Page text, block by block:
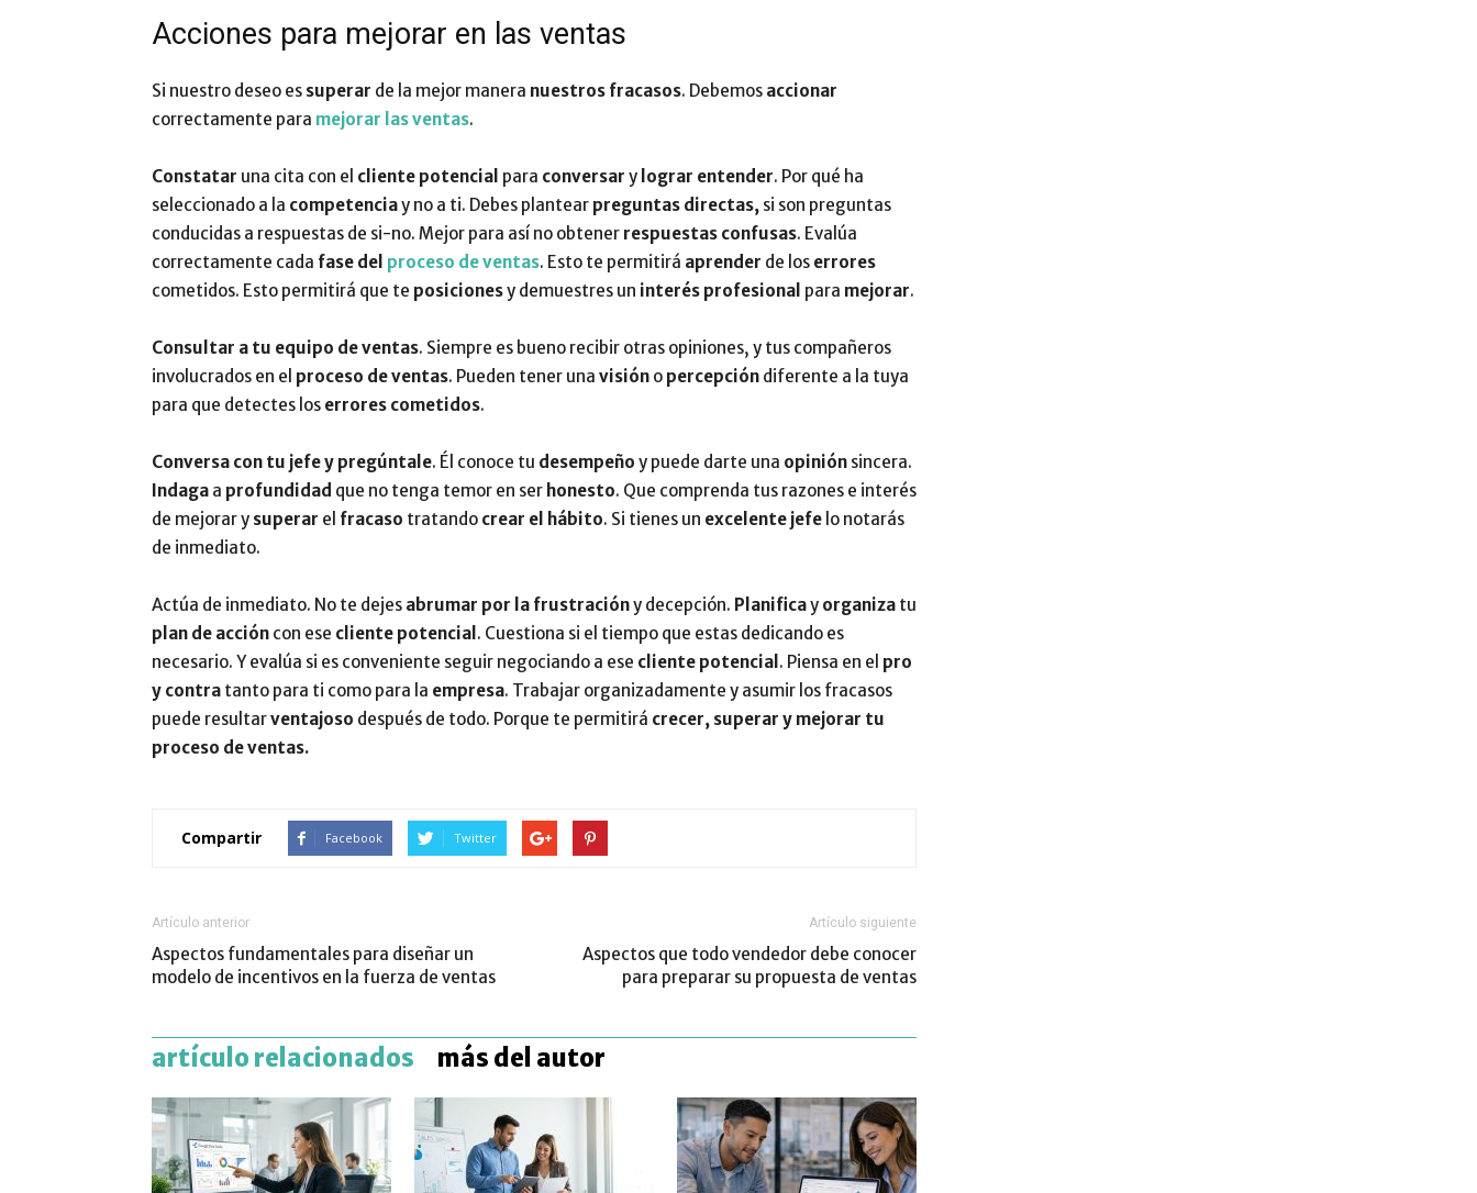
Acciones para mejorar en las ventas
Si nuestro deseo es superar de la mejor manera nuestros fracasos. Debemos accionar
correctamente para mejorar las ventas.
Constatar una cita con el cliente potencial para conversar y lograr entender. Por qué ha
seleccionado a la competenciay no a ti. Debes plantear preguntas directas, si son preguntas
conducidas a respuestas de si-no. Mejor para así no obtener respuestas confusas. Evalúa
correctamente cada fase del proceso de ventas. Esto te permitirá aprender de los errores
cometidos. Esto permitirá que te posicionesy demuestres un interés profesional para mejorar.
Consultar a tu equipo de ventas. Siempre es bueno recibir otras opiniones, y tus compañeros
involucrados en el proceso de ventas. Pueden tener una visión o percepción diferente a la tuya
para que detectes los errores cometidos.
Conversa con tu jefe y pregúntale. Él conoce tu desempeño y puede darte una opinión sincera.
Indaga a profundidad que no tenga temor en ser honesto. Que comprenda tus razones e interés
de mejorar y superar el fracaso tratando crear el hábito. Si tienes un excelente jefe lo notarás
de inmediato.
Actúa de inmediato. No te dejes abrumar por la frustracióny decepción. Planificay organiza tu
plan de acción con ese cliente potencial . Cuestiona si el tiempo que estas dedicando es
necesario. Y evalúa si es conveniente seguir negociando a ese cliente potencial . Piensa en el pro
y contra tanto para ti como para la empresa. Trabajar organizadamente y asumir los fracasos
puede resultarventajoso después de todo. Porque te permitirá crecer, superar y mejorar tu
proceso de ventas.
Compartir Facebook Twitter
Artículo anterior
Aspectos fundamentales para diseñar un
modelo de incentivos en la fuerza de ventas
Artículo siguiente
Aspectos que todo vendedor debe conocer
para preparar su propuesta de ventas
artículo relacionados más del autor